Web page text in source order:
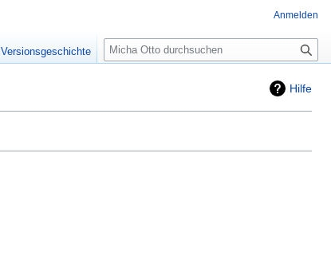
Hilfe
Anmelden
Versionsgeschichte
Suche